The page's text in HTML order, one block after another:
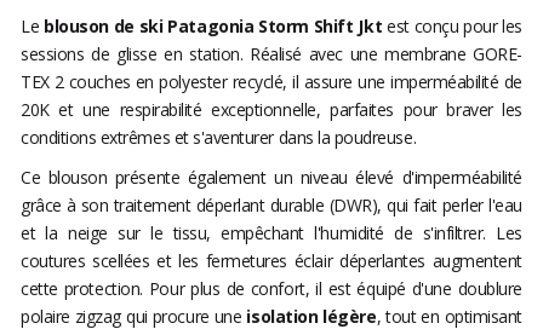
Le blouson de ski Patagonia Storm Shift Jkt est conçu pour les
sessions de glisse en station. Réalisé avec une membrane GORE-
TEX 2 couches en polyester recyclé, il assure une imperméabilité de
20K et une respirabilité exceptionnelle, parfaites pour braver les
conditions extrêmes et s'aventurer dans la poudreuse.
Ce blouson présente également un niveau élevé d'imperméabilité
grâce à son traitement déperlant durable (DWR), qui fait perler l'eau
et la neige sur le tissu, empêchant l'humidité de s'infiltrer. Les
coutures scellées et les fermetures éclair déperlantes augmentent
cette protection. Pour plus de confort, il est équipé d'une doublure
polaire zigzag qui procure une isolation légère, tout en optimisant